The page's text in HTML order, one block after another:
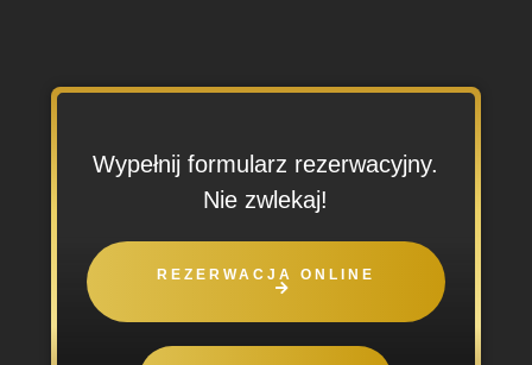
Wypełnij formularz rezerwacyjny.
Nie zwlekaj!
REZERWACJA ONLINE